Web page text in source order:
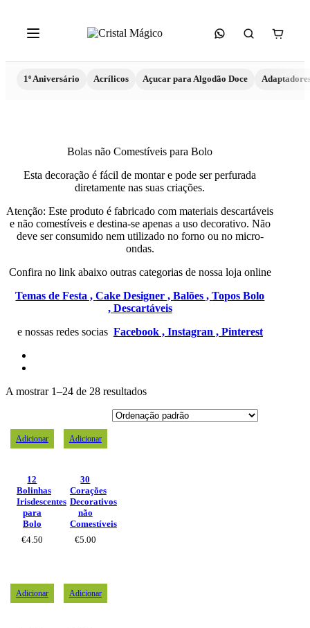
1º Aniversário Acrílicos Açucar para Algodão Doce
Bolas não Comestíveis para Bolo
Esta decoração é fácil de montar e pode ser perfurada
diretamente nas suas criações.
Atenção: Este produto é fabricado com materiais descartáveis
e não comestíveis e destina-se apenas a uso decorativo. Não
deve ser consumido nem utilizado no forno ou no micro-
ondas.
Confira no link abaixo outras categorias de nossa loja online
Temas de Festa ,Cake Designer ,Balões ,Topos Bolo
, Descartáveis
e nossas redes socias Facebook , Instagran , Pinterest
A mostrar 1–24 de 28 resultados
Adicionar
12
Bolinhas
Irisdescentes
para
Bolo
€4.50
Adicionar
30
Corações
Decorativos
não
Comestíveis
€5.00
Adicionar Adicionar